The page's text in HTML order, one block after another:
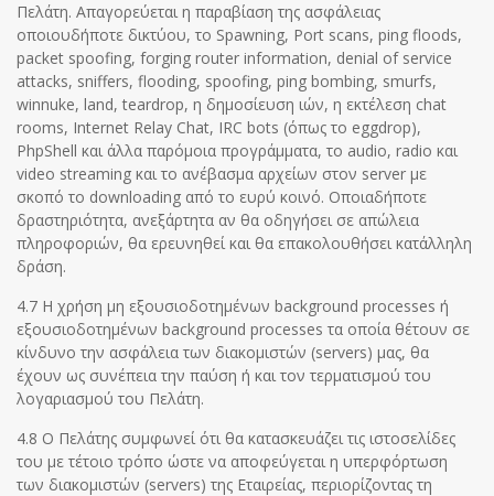
Πελάτη. Απαγορεύεται η παραβίαση της ασφάλειας
οποιουδήποτε δικτύου, το Spawning, Port scans, ping floods,
packet spoofing, forging router information, denial of service
attacks, sniffers, flooding, spoofing, ping bombing, smurfs,
winnuke, land, teardrop, η δημοσίευση ιών, η εκτέλεση chat
rooms, Internet Relay Chat, IRC bots (όπως το eggdrop),
PhpShell και άλλα παρόμοια προγράμματα, το audio, radio και
video streaming και το ανέβασμα αρχείων στον server με
σκοπό το downloading από το ευρύ κοινό. Οποιαδήποτε
δραστηριότητα, ανεξάρτητα αν θα οδηγήσει σε απώλεια
πληροφοριών, θα ερευνηθεί και θα επακολουθήσει κατάλληλη
δράση.
4.7 Η χρήση μη εξουσιοδοτημένων background processes ή
εξουσιοδοτημένων background processes τα οποία θέτουν σε
κίνδυνο την ασφάλεια των διακομιστών (servers) μας, θα
έχουν ως συνέπεια την παύση ή και τον τερματισμού του
λογαριασμού του Πελάτη.
4.8 Ο Πελάτης συμφωνεί ότι θα κατασκευάζει τις ιστοσελίδες
του με τέτοιο τρόπο ώστε να αποφεύγεται η υπερφόρτωση
των διακομιστών (servers) της Εταιρείας, περιορίζοντας τη